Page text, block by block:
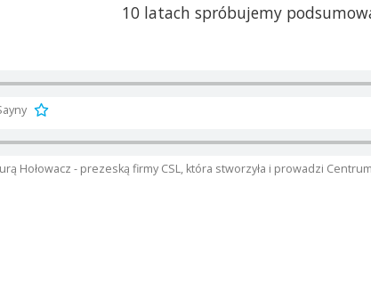
10 latach spróbujemy
Hołowacz - prezeską firmy CSL, która stworzyła i prowadzi